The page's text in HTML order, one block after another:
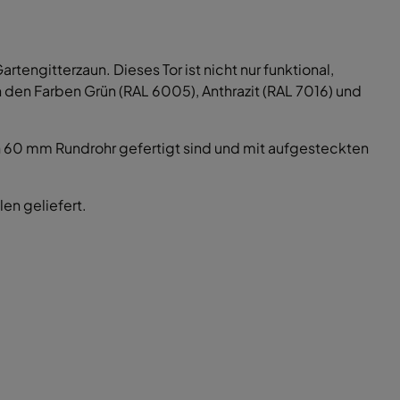
Dieses Tor ist nicht nur funktional,
Farben Grün (RAL 6005), Anthrazit (RAL 7016) und
mm Rundrohr gefertigt sind und mit aufgesteckten
geliefert.